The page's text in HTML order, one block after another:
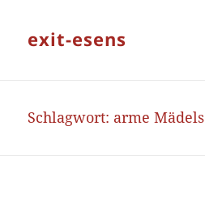
exit-esens
Schlagwort: arme Mädels